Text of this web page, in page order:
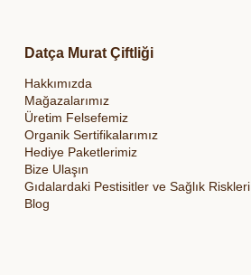
Datça Murat Çiftliği
Hakkımızda
Mağazalarımız
Üretim Felsefemiz
Organik Sertifikalarımız
Hediye Paketlerimiz
Bize Ulaşın
Gıdalardaki Pestisitler ve Sağlık Riskleri
Blog